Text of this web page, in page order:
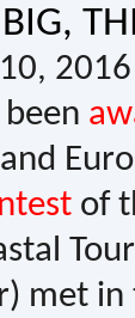
been
of
met in